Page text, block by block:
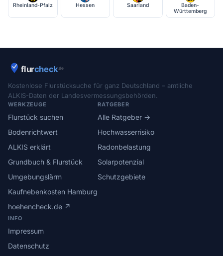
Rheinland-Pfalz Hessen Saarland
Baden-
Württemberg
Kostenlose Flurstücksuche für ganz Deutschland – amtliche
ALKIS-Daten der Landesvermessungsbehörden.
WERKZEUGE
Flurstück suchen
Bodenrichtwert
ALKIS erklärt
Grundbuch & Flurstück
Umgebungslärm
Kaufnebenkosten Hamburg
hoehencheck.de ↗
RATGEBER
Alle Ratgeber →
Hochwasserrisiko
Radonbelastung
Solarpotenzial
Schutzgebiete
INFO
Impressum
Datenschutz